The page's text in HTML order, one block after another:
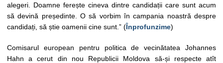
alegeri. Doamne ferește cineva dintre candidații care sunt acum
să devină președinte. O să vorbim în campania noastră despre
candidați, să știe oamenii cine sunt.” (Înprofunzime)
Comisarul european pentru politica de vecinătatea Johannes
Hahn a cerut din nou Republicii Moldova să-și respecte atît